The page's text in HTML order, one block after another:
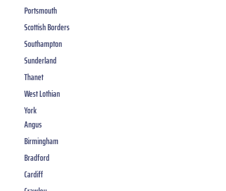
Portsmouth
Scottish Borders
Southampton
Sunderland
Thanet
West Lothian
York
Angus
Birmingham
Bradford
Cardiff